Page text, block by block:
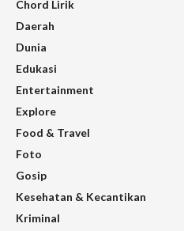
Chord Lirik
Daerah
Dunia
Edukasi
Entertainment
Explore
Food & Travel
Foto
Gosip
Kesehatan & Kecantikan
Kriminal